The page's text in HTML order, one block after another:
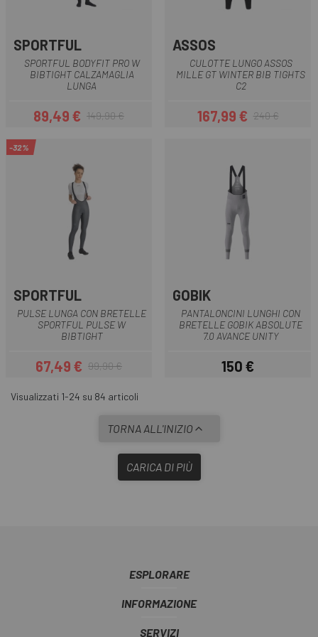
SPORTFUL
SPORTFUL BODYFIT PRO W
BIBTIGHT CALZAMAGLIA
LUNGA
Prezzo
89,49 €Prezzo base
149,90 €
ASSOS
CULOTTE LUNGO ASSOS
MILLE GT WINTER BIB TIGHTS
C2
Prezzo
167,99 €Prezzo base
240 €
-32%
SPORTFUL
PULSE LUNGA CON BRETELLE
SPORTFUL PULSE W
BIBTIGHT
Prezzo
67,49 €Prezzo base
99,90 €
GOBIK
PANTALONCINI LUNGHI CON
BRETELLE GOBIK ABSOLUTE
7.0 AVANCE UNITY
Prezzo
150 €
Visualizzati 1-24 su 84 articoli
TORNA ALL'INIZIO
CARICA DI PIÙ
ESPLORARE
INFORMAZIONE
SERVIZI